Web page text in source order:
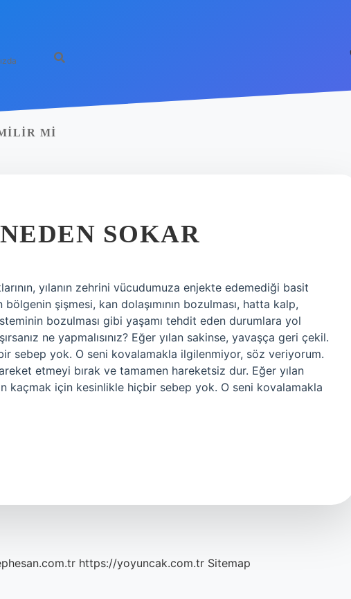
MI
SOKAR
yılanın zehrini vücudumuza enjekte edemediği basit
bölgenin şişmesi, kan dolaşımının bozulması, hatta kalp,
bozulması gibi yaşamı tehdit eden durumlara yol
ne yapmalısınız? Eğer yılan sakinse, yavaşça geri çekil.
sebep yok. O seni kovalamakla ilgilenmiyor, söz veriyorum.
etmeyi bırak ve tamamen hareketsiz dur. Eğer yılan
kaçmak için kesinlikle hiçbir sebep yok. O seni kovalamakla
https://yoyuncak.com.tr Sitemap